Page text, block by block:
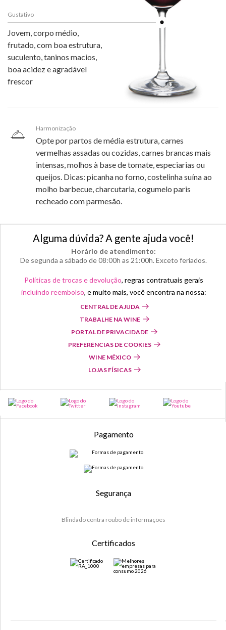
Gustativo
Jovem, corpo médio,
frutado, com boa estrutura,
suculento, taninos macios,
boa acidez e agradável
frescor
Harmonização
Opte por partos de média estrutura, carnes
vermelhas assadas ou cozidas, carnes brancas mais
intensas, molhos à base de tomate, especiarias ou
queijos. Dicas: picanha no forno, costelinha suína ao
molho barbecue, charcutaria, cogumelo paris
recheado com parmesão.
Alguma dúvida? A gente ajuda você!
Horário de atendimento:
De segunda a sábado de 08:00h as 21:00h. Exceto feriados.
Políticas de trocas e devolução, regras contratuais gerais
incluindo reembolso, e muito mais, você encontra na nossa:
CENTRAL DE AJUDA
TRABALHE NA WINE
PORTAL DE PRIVACIDADE
PREFERÊNCIAS DE COOKIES
WINE MÉXICO
LOJAS FÍSICAS
Pagamento
Segurança
Blindado contra roubo de informações
Certificados